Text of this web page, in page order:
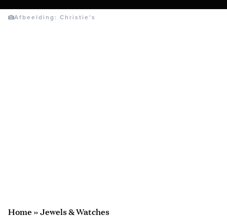
Afbeelding: Christie's
Home»Jewels & Watches